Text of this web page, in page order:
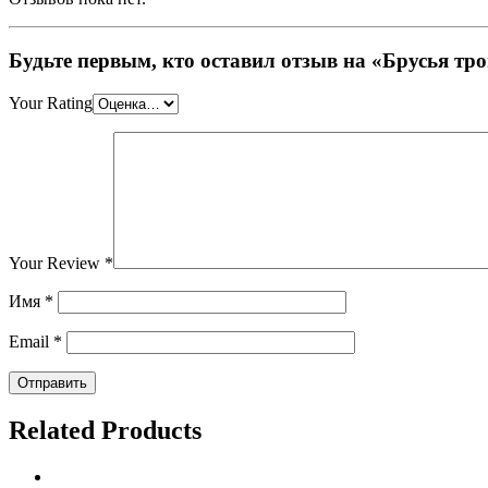
Будьте первым, кто оставил отзыв на «Брусья
Your Rating
Your Review *
Имя *
Email *
Related Products